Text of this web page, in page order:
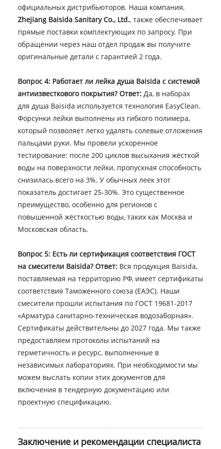
официальных дистрибьюторов. Наша компания,
Zhejiang Baisida Sanitary Co., Ltd., также обеспечивает
прямые поставки комплектующих по запросу. При
обращении через наш отдел продаж вы получите
оригинальные детали с гарантией 2 года.
Вопрос 4: Работает ли лейка душа Baisida с системой
антиизвесткового покрытия? Ответ:Да, в наборах
для душа Baisida используется технология EasyClean.
Форсунки лейки выполнены из гибкого полимера,
который позволяет легко удалять солевые отложения
пальцами руки. Мы провели ускоренное
тестирование: после 200 циклов высыхания жёсткой
воды на поверхности лейки, пропускная способность
снизилась всего на 3%. У обычных леек этот
показатель достигает 25-30%. Это существенное
преимущество, особенно для регионов с
повышенной жёсткостью воды, таких как Москва и
Московская область.
Вопрос 5: Есть ли сертификация соответствия ГОСТ
на смесители Baisida? Ответ:Вся продукция Baisida,
поставляемая на территорию РФ, имеет сертификаты
соответствия Таможенного союза (ЕАЭС). Наши
смесители прошли испытания по ГОСТ 19681-2017
«Арматура санитарно-техническая водозаборная».
Сертификаты действительны до 2027 года. Мы также
предоставляем протоколы испытаний на
герметичность и ресурс, выполненные в
независимых лабораториях. При необходимости мы
можем выслать копии этих документов для
включения в тендерную документацию или
проектную спецификацию.
Заключение и рекомендации специалиста